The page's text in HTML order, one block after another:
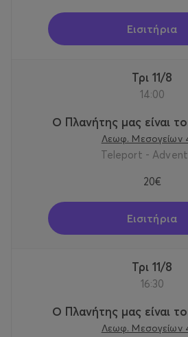
Εισιτήρια
Τρι 11/8
14:00
Ο Πλανήτης μας είναι
Λεωφ. Μεσογείων
Teleport -
20€
Εισιτήρια
Τρι 11/8
16:30
Ο Πλανήτης μας είναι
Λεωφ. Μεσογείων